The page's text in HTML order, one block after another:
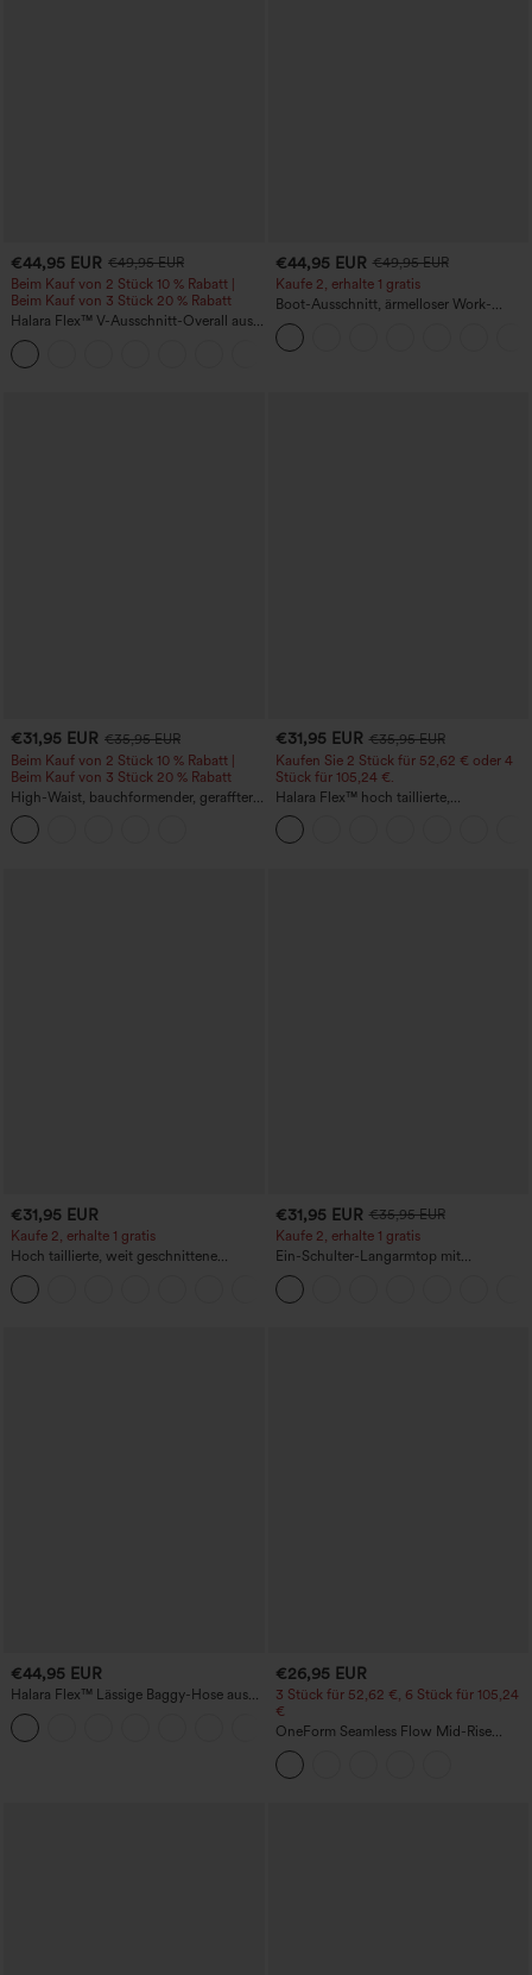
€44,95 EUR €49,95 EUR
Beim Kauf von 2 Stück 10 % Rabatt |
Beim Kauf von 3 Stück 20 % Rabatt
Halara Flex™ V-Ausschnitt-Overall aus
gewaschenem Denim mit Taschen –
lässig
€44,95 EUR €49,95 EUR
Kaufe 2, erhalte 1 gratis
Boot-Ausschnitt, ärmelloser Work-
Jumpsuit mit seitlicher Bindung,
kühlender Cool-Touch-Effekt, gestreift
und mit Taschen – Easy Peezy Edition
€31,95 EUR €35,95 EUR
Beim Kauf von 2 Stück 10 % Rabatt |
Beim Kauf von 3 Stück 20 % Rabatt
High-Waist, bauchformender, geraffter
Midirock mit geschwungenem Saum, 2-
in-1 Fleece/PU, lässig
€31,95 EUR €35,95 EUR
Kaufen Sie 2 Stück für 52,62 € oder 4
Stück für 105,24 €.
Halara Flex™ hoch taillierte,
figurformende Arbeitshose, die die Taille
schmaler wirken lässt, mit Taschen,
weitem Bein und Mikro-Waffelstruktur
€31,95 EUR
Kaufe 2, erhalte 1 gratis
Hoch taillierte, weit geschnittene
Freizeithose aus Leinenmischung mit
Kordelzug und Taschen
€31,95 EUR €35,95 EUR
Kaufe 2, erhalte 1 gratis
Ein-Schulter-Langarmtop mit
Daumenloch, geschwungener Saum
(High-Low), schnell trocknend – Yoga-
Sporttop mit integriertem BH
€44,95 EUR
Halara Flex™ Lässige Baggy-Hose aus
elastischem Strickdenim mit
mittelhohem Bund, Cargo-
Seitentaschen und geradem Bein
+2
€26,95 EUR
3 Stück für 52,62 €, 6 Stück für 105,24
€
OneForm Seamless Flow Mid-Rise
Yoga-Leggings - mittelhoher Bund,
bauchformend und mit Po-Lifting-
Effekt